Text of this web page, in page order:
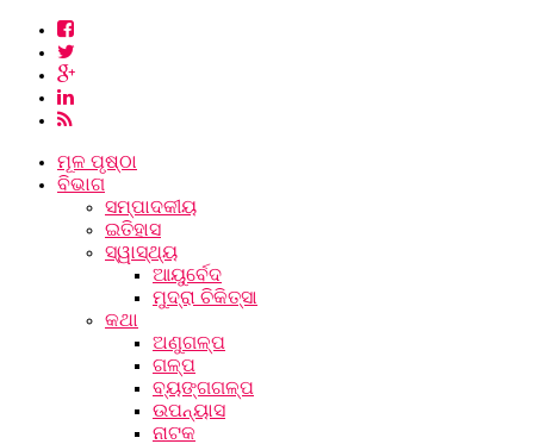
ମୂଳ ପୃଷ୍ଠା
ବିଭାଗ
ସମ୍ପାଦକୀୟ
ଇତିହାସ
ସ୍ୱାସ୍ଥ୍ୟ
ଆୟୁର୍ବେଦ
ମୁଦ୍ରା ଚିକିତ୍ସା
କଥା
ଅଣୁଗଳ୍ପ
ଗଳ୍ପ
ବ୍ୟଙ୍ଗଗଳ୍ପ
ଉପନ୍ୟାସ
ନାଟକ